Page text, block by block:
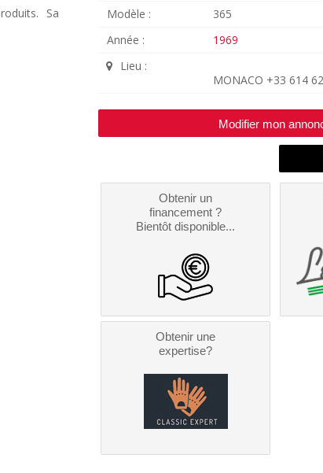
Sa
Modèle :
365
Année :
1969
Lieu :
MONACO +33 614
Modifier mon
Obtenir un
financement ?
Bientôt disponible...
Obtenir une
expertise?